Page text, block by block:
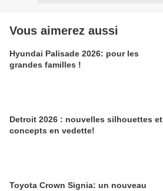
Vous aimerez aussi
Hyundai Palisade 2026: pour les
grandes familles !
Detroit 2026 : nouvelles silhouettes et
concepts en vedette!
Toyota Crown Signia: un nouveau